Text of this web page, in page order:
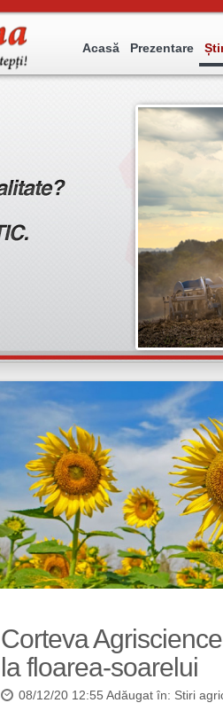
Acasă Prezentare
Corteva
la floarea-soarelui
08/12/20 12:55 Adăugat în: Stiri